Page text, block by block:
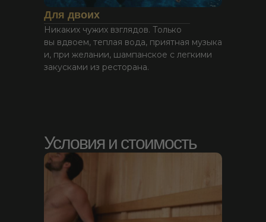
Для двоих
Никаких чужих взглядов. Только
вы вдвоем, теплая вода, приятная музыка
и, при желании, шампанское с легкими
закусками из ресторана.
Условия и стоимость